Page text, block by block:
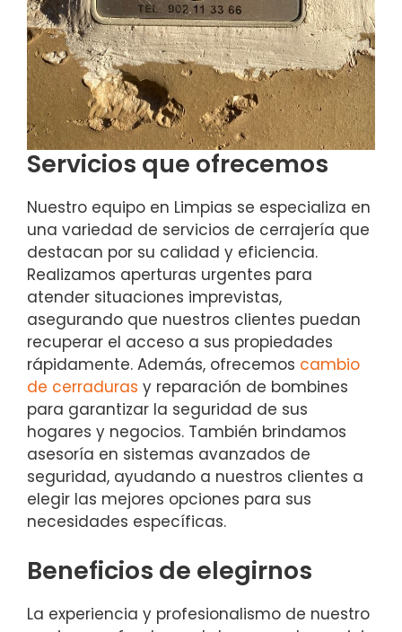
Servicios que ofrecemos
Nuestro equipo en Limpias se especializa en
una variedad de servicios de cerrajería que
destacan por su calidad y eficiencia.
Realizamos aperturas urgentes para
atender situaciones imprevistas,
asegurando que nuestros clientes puedan
recuperar el acceso a sus propiedades
rápidamente. Además, ofrecemos cambio
de cerraduras y reparación de bombines
para garantizar la seguridad de sus
hogares y negocios. También brindamos
asesoría en sistemas avanzados de
seguridad, ayudando a nuestros clientes a
elegir las mejores opciones para sus
necesidades específicas.
Beneficios de elegirnos
La experiencia y profesionalismo de nuestro